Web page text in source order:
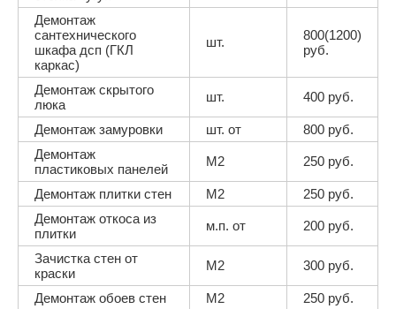
Демонтаж
сантехнического
шкафа дсп (ГКЛ
каркас)
шт.
800(1200)
руб.
Демонтаж скрытого
люка
шт. 400 руб.
Демонтаж замуровки шт. от
800 руб.
Демонтаж
пластиковых панелей
М2 250 руб.
Демонтаж плитки стен М2
250 руб.
Демонтаж откоса из
плитки
м.п. от 200 руб.
Зачистка стен от
краски
М2 300 руб.
Демонтаж обоев стен М2 250 руб.